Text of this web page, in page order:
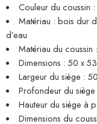
Couleur du coussin
Matériau : bois dur
d’eau
Matériau du coussin
Dimensions : 50 x
Largeur du siège :
Profondeur du
Hauteur du siège à
Dimensions du